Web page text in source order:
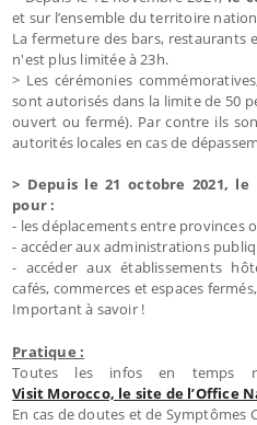
et sur l’ensemble du territoire
La fermeture des bars, restaurants
n'est plus limitée à 23h.
> Les cérémonies
sont autorisés dans la limite de 50
ouvert ou fermé). Par contre ils
autorités locales en cas de
> Depuis le 21 octobre 2021,
pour :
- les déplacements entre provinces
- accéder aux administrations
- accéder aux établissements
cafés, commerces et espaces
Important à savoir !
Pratique :
Toutes les infos en temps
Visit Morocco, le site de l’Office
En cas de doutes et de Symptômes